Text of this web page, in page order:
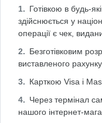
Готівкою в будь-
здійснюється у
операції є чек,
Безготівковим
виставленого
Карткою Visa і
Через термінал
нашого інтернет-